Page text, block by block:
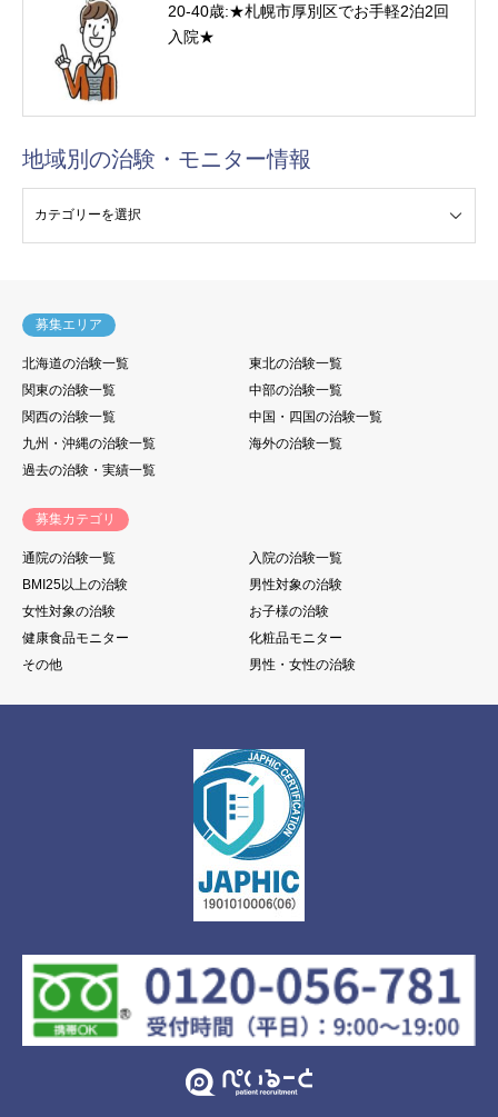
20-40歳:★札幌市厚別区でお手軽2泊2回
入院★
地域別の治験・モニター情報
募集エリア
北海道の治験一覧
東北の治験一覧
関東の治験一覧
中部の治験一覧
関西の治験一覧
中国・四国の治験一覧
九州・沖縄の治験一覧
海外の治験一覧
過去の治験・実績一覧
募集カテゴリ
通院の治験一覧
入院の治験一覧
BMI25以上の治験
男性対象の治験
女性対象の治験
お子様の治験
健康食品モニター
化粧品モニター
その他
男性・女性の治験